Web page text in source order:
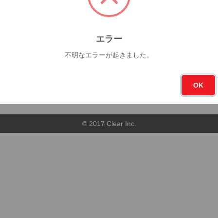
© 2017 Clear Inc.
エラー
不明なエラーが起きました。
OK